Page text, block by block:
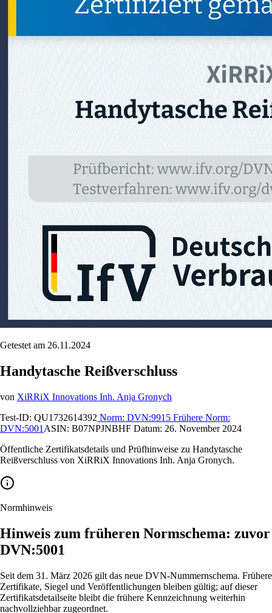
Getestet am 26.11.2024
Handytasche Reißverschluss
von XiRRiX Innovations Inh. Anja Gronych
Test-ID: QU1732614392 Norm: DVN:9915 Frühere Norm:
DVN:5001 ASIN: B07NPJNBHF Datum: 26. November 2024
Öffentliche Zertifikatsdetails und Prüfhinweise zu Handytasche
Reißverschluss von XiRRiX Innovations Inh. Anja Gronych.
Normhinweis
Hinweis zum früheren Normschema: zuvor
DVN:5001
Seit dem 31. März 2026 gilt das neue DVN-Nummernschema. Frühere
Zertifikate, Siegel und Veröffentlichungen bleiben gültig; auf dieser
Zertifikatsdetailseite bleibt die frühere Kennzeichnung weiterhin
nachvollziehbar zugeordnet.